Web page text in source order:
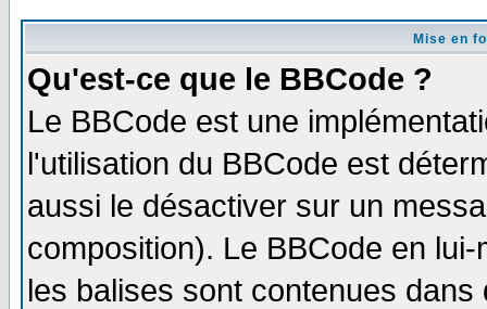
Mise en
Qu'est-ce que le BBCode ?
Le BBCode est une
l'utilisation du BBCode est
aussi le désactiver sur un
composition). Le BBCode en
les balises sont contenues